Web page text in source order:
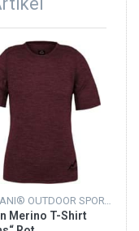
Merino T-Shirt